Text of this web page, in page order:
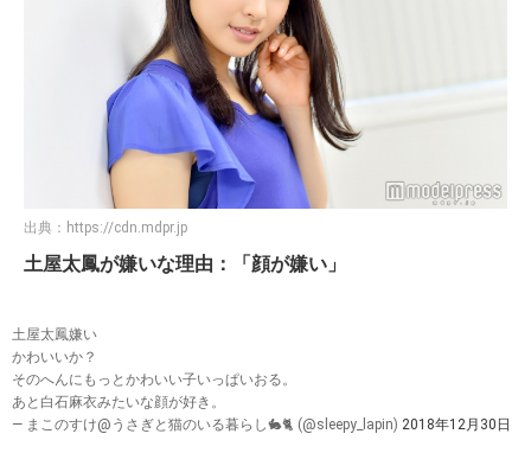
出典： https://cdn.mdpr.jp
土屋太鳳が嫌いな理由：「顔が嫌い」
土屋太鳳嫌い
かわいいか？
そのへんにもっとかわいい子いっぱいおる。
あと白石麻衣みたいな顔が好き。
— まこのすけ@うさぎと猫のいる暮らし🐇🐈 (@sleepy_lapin) 2018年12月30日